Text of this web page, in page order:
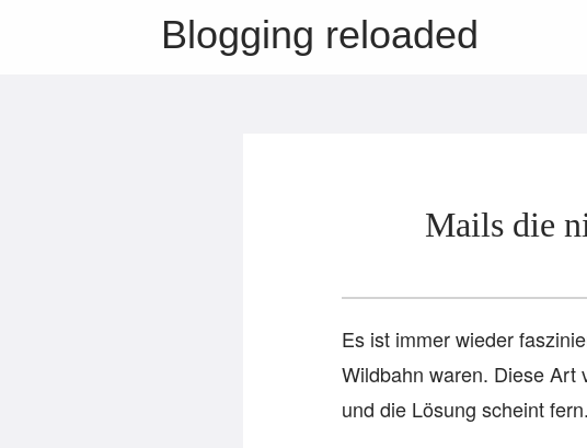
Blogging reloaded
Mails die
Es ist immer wieder
Wildbahn waren. Diese Art
und die Lösung scheint fern.